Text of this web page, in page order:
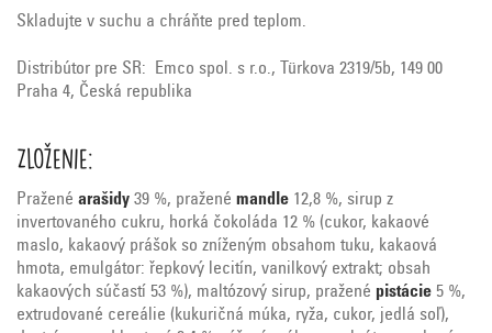
Skladujte v suchu a chráňte pred teplom.
Distribútor pre SR: Emco spol. s r.o., Türkova 2319/5b, 149 00
Praha 4, Česká republika
Zloženie:
Pražené arašidy 39 %, pražené mandle 12,8 %, sirup z
invertovaného cukru, horká čokoláda 12 % (cukor, kakaové
maslo, kakaový prášok so zníženým obsahom tuku, kakaová
hmota, emulgátor: řepkový lecitín, vanilkový extrakt; obsah
kakaových súčastí 53 %), maltózový sirup, pražené pistácie 5 %,
extrudované cereálie (kukuričná múka, ryža, cukor, jedlá soľ),